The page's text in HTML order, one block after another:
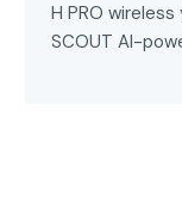
H PRO
SCOUT AI-